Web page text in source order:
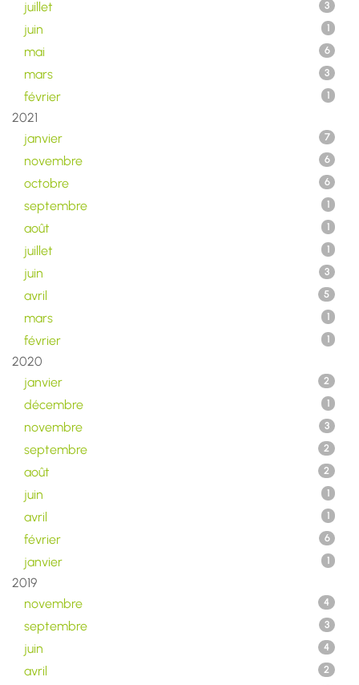
juillet 3
juin 1
mai 6
mars 3
février 1
2021
janvier
7
novembre 6
octobre 6
septembre 1
août 1
juillet 1
juin 3
avril 5
mars 1
février 1
2020
janvier
2
décembre 1
novembre 3
septembre 2
août 2
juin 1
avril 1
février 6
janvier 1
2019
novembre
4
septembre 3
juin 4
avril 2